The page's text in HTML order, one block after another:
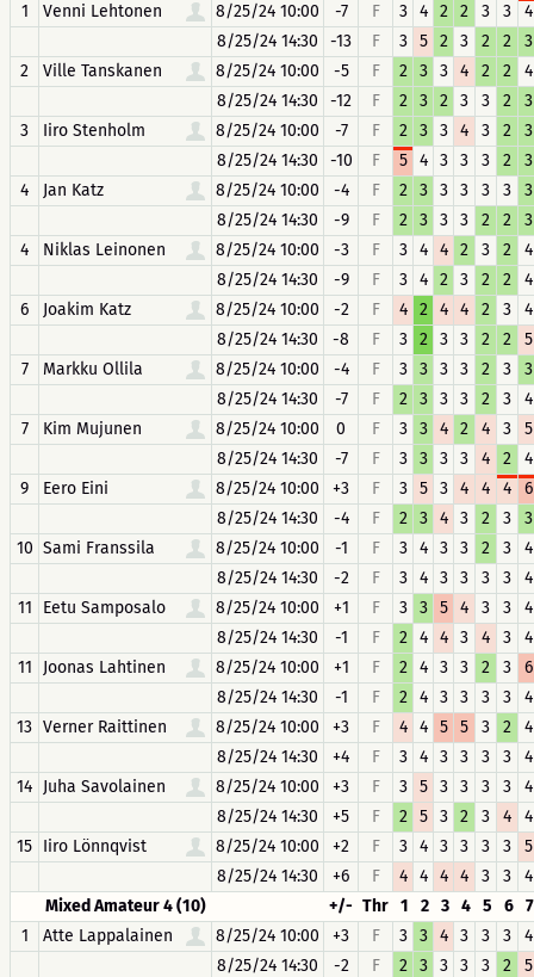
1
Venni Lehtonen 8/25/24 10:00 -7 F 3 4 2 2 3 3
4
8/25/24 14:30
-13 F 3 5 2 3 2 2
3
2
Ville Tanskanen 8/25/24 10:00 -5 F 2 3 3 4 2 2
4
8/25/24 14:30
-12 F 2 3 2 3 3 2
3
3
Iiro Stenholm 8/25/24 10:00 -7 F 2 3 3 4 3 2
3
8/25/24 14:30
-10 F 5 4 3 3 3 2
3
4
Jan Katz 8/25/24 10:00 -4 F 2 3 3 3 3 3
3
8/25/24 14:30
-9 F 2 3 3 3 2 2
3
4
Niklas Leinonen 8/25/24 10:00 -3 F 3 4 4 2 3 2
4
8/25/24 14:30
-9 F 3 4 2 3 2 2
4
6
Joakim Katz 8/25/24 10:00 -2 F 4 2 4 4 2 3
4
8/25/24 14:30
-8 F 3 2 3 3 2 2
5
7
Markku Ollila 8/25/24 10:00 -4 F 3 3 3 3 2 3
3
8/25/24 14:30
-7 F 2 3 3 3 2 3
4
7
Kim Mujunen 8/25/24 10:00 0 F 3 3 4 2 4 3
5
8/25/24 14:30
-7 F 3 3 3 3 4 2
4
9
Eero Eini 8/25/24 10:00 +3 F 3 5 3 4 4 4
6
8/25/24 14:30
-4 F 2 3 4 3 2 3
3
10 Sami Franssila 8/25/24 10:00 -1 F 3 4 3 3 2 3
4
8/25/24 14:30
-2 F 3 4 3 3 3 3
4
11
Eetu Samposalo 8/25/24 10:00 +1 F 3 3 5 4 3 3
4
8/25/24 14:30
-1 F 2 4 4 3 4 3
4
11
Joonas Lahtinen 8/25/24 10:00 +1 F 2 4 3 3 2 3
6
8/25/24 14:30
-1 F 2 4 3 3 3 3
4
13 Verner Raittinen 8/25/24 10:00 +3 F 4 4 5 5 3 2
4
8/25/24 14:30
+4 F 3 4 3 3 3 3
4
14 Juha Savolainen 8/25/24 10:00 +3 F 3 5 3 3 3 3
4
8/25/24 14:30
+5 F 2 5 3 2 3 4
4
15 Iiro Lönnqvist 8/25/24 10:00 +2 F 3 4 3 3 3 3
5
8/25/24 14:30
+6 F 4 4 4 4 3 3
4
Mixed Amateur 4 (10)
+/- Thr 1 2 3 4 5 6 7
1
Atte Lappalainen 8/25/24 10:00 +3 F 3 3 4 3 3 3
4
8/25/24 14:30
-2 F 2 3 3 3 3 2
5